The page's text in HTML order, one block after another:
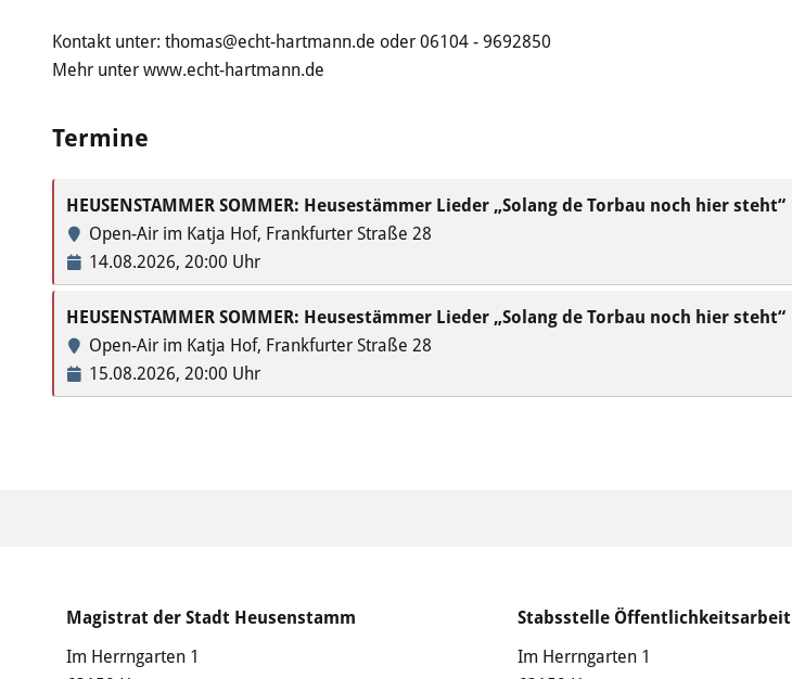
Kontakt unter: thomas@echt-hartmann.de oder 06104 - 9692850
Mehr unter www.echt-hartmann.de
Termine
HEUSENSTAMMER SOMMER: Heusestämmer Lieder „Solang de Torbau noch hier steht“
Open-Air im Katja Hof, Frankfurter Straße 28
14.08.2026, 20:00 Uhr
HEUSENSTAMMER SOMMER: Heusestämmer Lieder „Solang de Torbau noch hier steht“
Open-Air im Katja Hof, Frankfurter Straße 28
15.08.2026, 20:00 Uhr
Magistrat der Stadt Heusenstamm
Im Herrngarten 1
Stabsstelle Öffentlichkeitsarbeit
Im Herrngarten 1